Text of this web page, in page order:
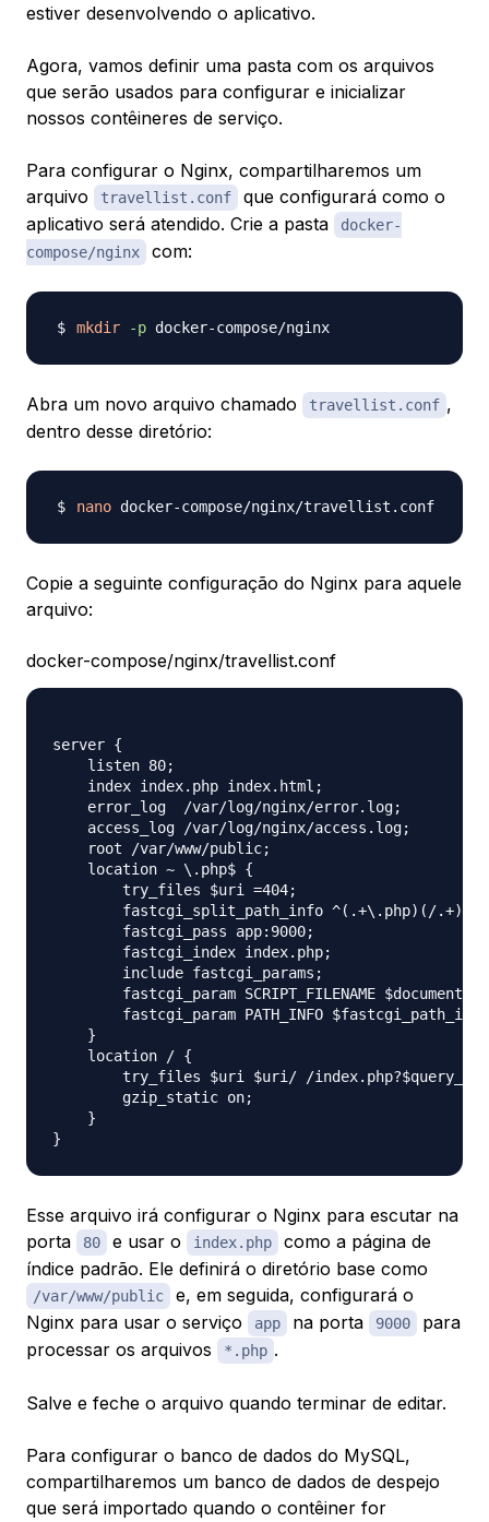
estiver desenvolvendo o aplicativo.
Agora, vamos definir uma pasta com os arquivos
que serão usados para configurar e inicializar
nossos contêineres de serviço.
Para configurar o Nginx, compartilharemos um
arquivo
travellist.conf
que configurará como o
aplicativo será atendido. Crie a pasta
docker-
compose/nginx
com:
mkdir -p
Abra um novo arquivo chamado travellist.conf ,
dentro desse diretório:
nano
Copie a seguinte configuração do Nginx para aquele
arquivo:
docker-compose/nginx/travellist.conf
server {
    listen 80;
    index index.php index.html;
    error_log  /var/log/nginx/error.log;
    access_log /var/log/nginx/access.log;
    root /var/www/public;
    location ~ \.php$ {
        try_files $uri =404;
        fastcgi_split_path_info ^(.+\.php)(/.+)$;
        fastcgi_pass app:9000;
        fastcgi_index index.php;
        include fastcgi_params;
fastcgi_param SCRIPT_FILENAME
fastcgi_param PATH_INFO
    }
    location / {
try_files $uri $uri/ /
        gzip_static on;
    }
Esse arquivo irá configurar o Nginx para escutar na
porta
80 e usar o index.php
como a página de
índice padrão. Ele definirá o diretório base como
/var/www/public
e, em seguida, configurará o
Nginx para usar o serviço
app na porta 9000
para
processar os arquivos
*.php .
Salve e feche o arquivo quando terminar de editar.
Para configurar o banco de dados do MySQL,
compartilharemos um banco de dados de despejo
que será importado quando o contêiner for